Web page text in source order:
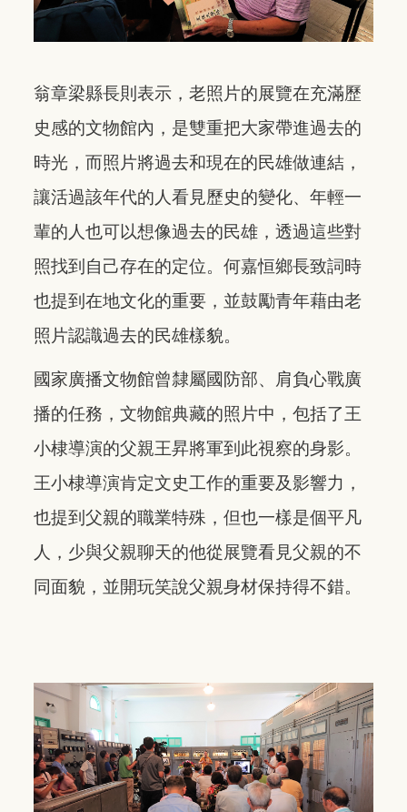
翁章梁縣長則表示，老照片的展覽在充滿歷
史感的文物館內，是雙重把大家帶進過去的
時光，而照片將過去和現在的民雄做連結，
讓活過該年代的人看見歷史的變化、年輕一
輩的人也可以想像過去的民雄，透過這些對
照找到自己存在的定位。何嘉恒鄉長致詞時
也提到在地文化的重要，並鼓勵青年藉由老
照片認識過去的民雄樣貌。
國家廣播文物館曾隸屬國防部、肩負心戰廣
播的任務，文物館典藏的照片中，包括了王
小棣導演的父親王昇將軍到此視察的身影。
王小棣導演肯定文史工作的重要及影響力，
也提到父親的職業特殊，但也一樣是個平凡
人，少與父親聊天的他從展覽看見父親的不
同面貌，並開玩笑說父親身材保持得不錯。